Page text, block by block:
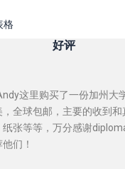
格
好评
这里购买了一份加州大
，全球包邮，主要的收到
纸张等等，万分感谢
们！